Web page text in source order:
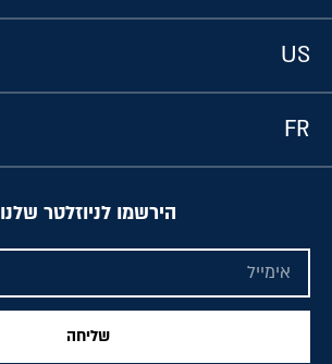
US
FR
הירשמו לניוזלטר שלנו
שליחה